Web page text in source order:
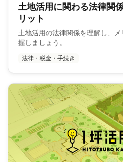
土地活用に関わる法律関
リット
土地活用の法律関係を理解し、
握しましょう。
法律・税金・手続き